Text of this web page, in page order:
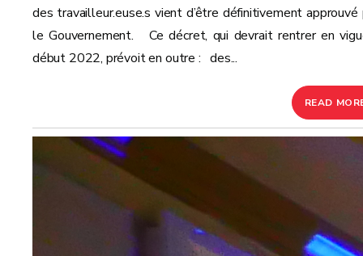
des travailleur.euse.s vient d’être définitivement approuvé
le Gouvernement. Ce décret, qui devrait rentrer en
début 2022, prévoit en outre : des...
READ